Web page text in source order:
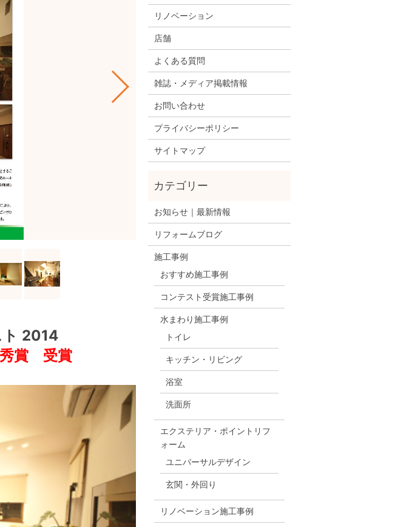
ト 2014
秀賞 受賞
リノベーション
店舗
よくある質問
雑誌・メディア掲載情報
お問い合わせ
プライバシーポリシー
サイトマップ
お知らせ｜最新情報
リフォームブログ
施工事例
おすすめ施工事例
コンテスト受賞施工事例
水まわり施工事例
トイレ
キッチン・リビング
浴室
洗面所
エクステリア・ポイントリフ
ォーム
ユニバーサルデザイン
玄関・外回り
リノベーション施工事例